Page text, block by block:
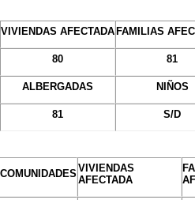
VIVIENDAS AFECTADA FAMILIAS
80 81
ALBERGADAS NIÑOS
81 S/D
COMUNIDADES VIVIENDAS
AFECTADA